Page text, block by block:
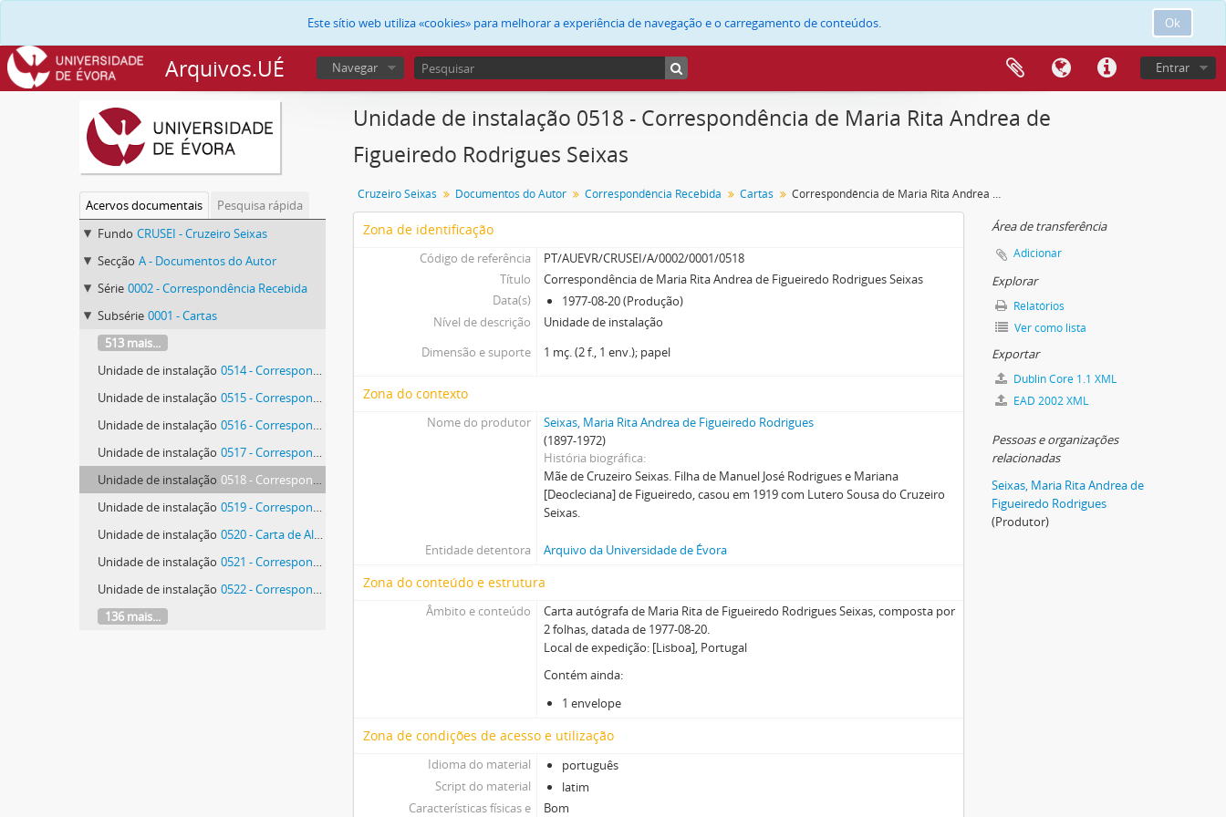
Ok
Este sítio web utiliza «cookies» para melhorar a experiência de navegação e o carregamento de conteúdos.
Arquivos.UÉ Entrar
Navegar
Acervos documentais
Pesquisa rápida
Fundo CRUSEI - Cruzeiro Seixas
Secção A - Documentos do Autor
Série 0002 - Correspondência Recebida
Subsérie 0001 - Cartas
513 mais...
Unidade de instalação 0514 - Correspondência de Maria Rita Andrea de Figueiredo Rodrigues Seixas
Unidade de instalação 0515 - Correspondência de Maria Rita Andrea de Figueiredo Rodrigues Seixas e Lutero Sousa do Cruzeiro Seixas
Unidade de instalação 0516 - Correspondência de Maria Rita Andrea de Figueiredo Rodrigues Seixas
Unidade de instalação 0517 - Correspondência de Maria Rita Andrea de Figueiredo Rodrigues Seixas
Unidade de instalação 0518 - Correspondência de Maria Rita Andrea de Figueiredo Rodrigues Seixas
Unidade de instalação 0519 - Correspondência de Hein Semke
Unidade de instalação 0520 - Carta de Alberto Rodrigues da Silva
Unidade de instalação 0521 - Correspondência de José Correia da Silva
Unidade de instalação 0522 - Correspondência de José Correia da Silva
136 mais...
Unidade de instalação 0518 - Correspondência de Maria Rita Andrea de
Figueiredo Rodrigues Seixas
Cruzeiro Seixas Documentos do Autor Correspondência Recebida Cartas Correspondência de Maria Rita Andrea de Figueiredo Rodrigues Seixas
Zona de identificação
Código de referência
PT/AUEVR/CRUSEI/A/0002/0001/0518
Título
Correspondência de Maria Rita Andrea de Figueiredo Rodrigues Seixas
Data(s)
1977-08-20 (Produção)
Nível de descrição
Unidade de instalação
Dimensão e suporte
1 mç. (2 f., 1 env.); papel
Zona do contexto
Nome do produtor
Seixas, Maria Rita Andrea de Figueiredo Rodrigues
(1897-1972)
História biográfica
Mãe de Cruzeiro Seixas. Filha de Manuel José Rodrigues e Mariana
[Deocleciana] de Figueiredo, casou em 1919 com Lutero Sousa do Cruzeiro
Seixas.
Entidade detentora Arquivo da Universidade de Évora
Zona do conteúdo e estrutura
Âmbito e conteúdo
Carta autógrafa de Maria Rita de Figueiredo Rodrigues Seixas, composta por
2 folhas, datada de 1977-08-20.
Local de expedição: [Lisboa], Portugal
Contém ainda:
1 envelope
Zona de condições de acesso e utilização
Idioma do material
português
Script do material
latim
Características físicas e
Bom
Área de transferência
Adicionar
Explorar
Relatórios
Ver como lista
Exportar
Dublin Core 1.1 XML
EAD 2002 XML
Pessoas e organizações
relacionadas
Seixas, Maria Rita Andrea de
Figueiredo Rodrigues
(Produtor)